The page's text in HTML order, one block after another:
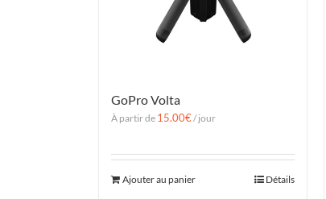
GoPro Volta
À partir de 15.00€/ jour
Ajouter au panier Détails